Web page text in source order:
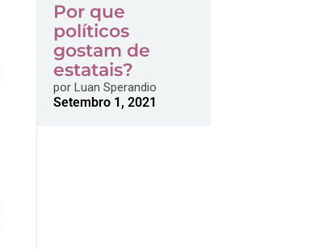
Por que
políticos
gostam de
estatais?
porLuan Sperandio
Setembro 1, 2021